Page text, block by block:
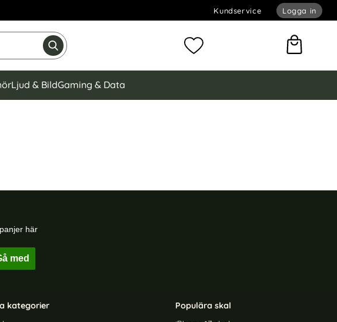
Kundservice Logga in
Genomför sökning Mina favoriter
Ljud & BildGaming & Data
här
med
kategorier
Populära skal